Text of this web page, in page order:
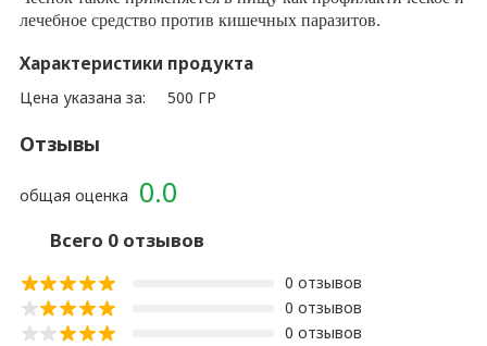
лечебное средство против кишечных паразитов.
Характеристики продукта
Цена указана за: 500 ГР
Отзывы
0.0
общая оценка
Всего 0 отзывов
0 отзывов
0 отзывов
0 отзывов